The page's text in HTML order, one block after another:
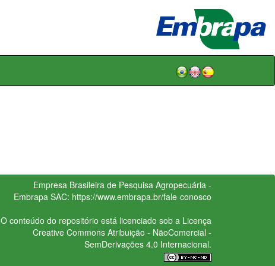
Empresa Brasileira de Pesquisa Agropecuária -
Embrapa SAC: https://www.embrapa.br/fale-conosco
O conteúdo do repositório está licenciado sob a Licença
Creative CommonsAtribuição - NãoComercial -
SemDerivações 4.0 Internacional.